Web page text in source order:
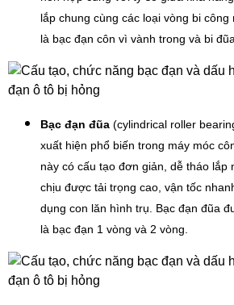
lắp chung cùng các loại vòng bi
là bạc đạn côn vì vành trong và bi
Bạc đạn đũa (cylindrical roller
xuất hiện phổ biến trong máy móc
này có cấu tạo đơn giản, dễ tháo lắp
chịu được tải trọng cao, vận tốc
dụng con lăn hình trụ. Bạc đạn đũa
là bạc đạn 1 vòng và 2 vòng.